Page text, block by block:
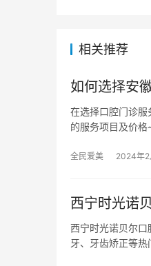
相关推荐
如何选择安
在选择口腔门诊
的服务项目及价
全民爱美 2024年2
西宁时光诺
西宁时光诺贝尔
牙、牙齿矫正等